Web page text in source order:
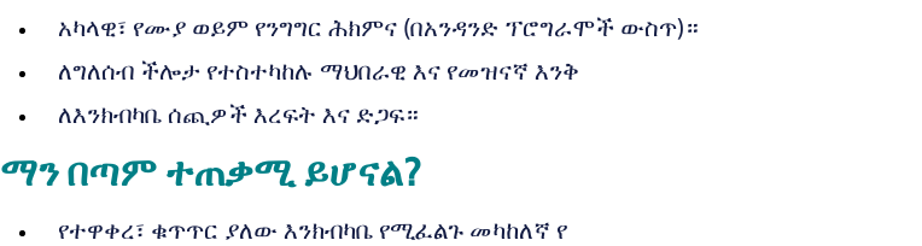
አካላዊ፣ የሙያ ወይም የንግግር ሕክምና (በአንዳንድ ፕሮግራሞች ውስጥ)።
ለግለሰብ ችሎታ የተስተካከሉ ማህበራዊ እና የመዝናኛ እንቅ
ለእንክብካቤ ሰጪዎች እረፍት እና ድጋፍ።
ማን በጣም ተጠቃሚ ይሆናል?
የተዋቀረ፣ ቁጥጥር ያለው እንክብካቤ የሚፈልጉ መካከለኛ የ